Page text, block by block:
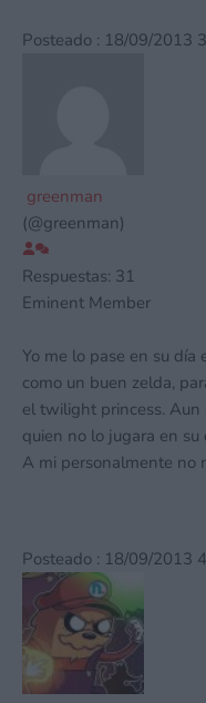
Posteado : 18/09/2013
greenman
(@greenman)
Respuestas: 31
Eminent Member
Yo me lo pase en su
como un buen zelda,
el twilight princess. Aun
quien no lo jugara en su
A mi personalmente no
Posteado : 18/09/2013